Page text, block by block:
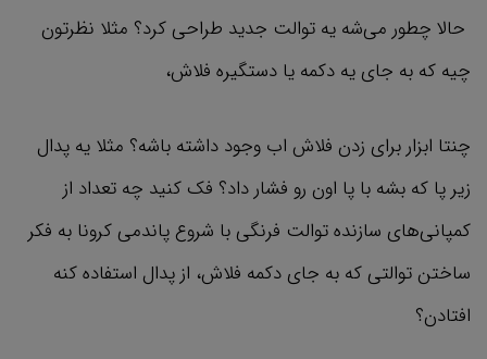
حالا چطور می‌شه یه توالت جدید طراحی کرد؟ مثلا نظرتون
چیه که به جای یه دکمه یا دستگیره فلاش،
چنتا ابزار برای زدن فلاش اب وجود داشته باشه؟ مثلا یه پدال
زیر پا که بشه با پا اون رو فشار داد؟‌ فک کنید چه تعداد از
کمپانی‌های سازنده توالت فرنگی با شروع پاندمی کرونا به فکر
ساختن توالتی که به جای دکمه فلاش، از پدال استفاده کنه
افتادن؟‌